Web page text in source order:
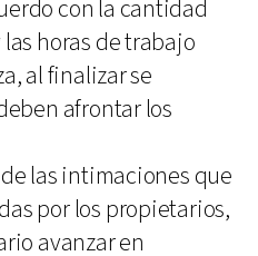
con la cantidad
horas de trabajo
al finalizar se
afrontar los
las intimaciones que
por los propietarios,
avanzar en